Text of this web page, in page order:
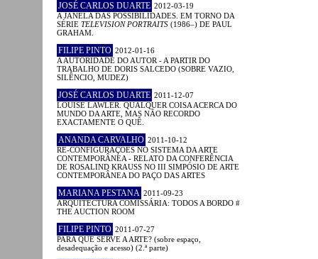
JOSÉ CARLOS DUARTE 2012-03-19
A JANELA DAS POSSIBILIDADES. EM TORNO DA
SÉRIE TELEVISION PORTRAITS (1986–) DE PAUL
GRAHAM.
FILIPE PINTO 2012-01-16
A AUTORIDADE DO AUTOR - A PARTIR DO
TRABALHO DE DORIS SALCEDO (SOBRE VAZIO,
SILÊNCIO, MUDEZ)
JOSÉ CARLOS DUARTE 2011-12-07
LOUISE LAWLER. QUALQUER COISA ACERCA DO
MUNDO DA ARTE, MAS NÃO RECORDO
EXACTAMENTE O QUÊ.
ANANDA CARVALHO 2011-10-12
RE-CONFIGURAÇÕES NO SISTEMA DA ARTE
CONTEMPORÂNEA - RELATO DA CONFERÊNCIA
DE ROSALIND KRAUSS NO III SIMPÓSIO DE ARTE
CONTEMPORÂNEA DO PAÇO DAS ARTES
MARIANA PESTANA 2011-09-23
ARQUITECTURA COMISSÁRIA: TODOS A BORDO #
THE AUCTION ROOM
FILIPE PINTO 2011-07-27
PARA QUE SERVE A ARTE? (sobre espaço,
desadequação e acesso) (2.ª parte)